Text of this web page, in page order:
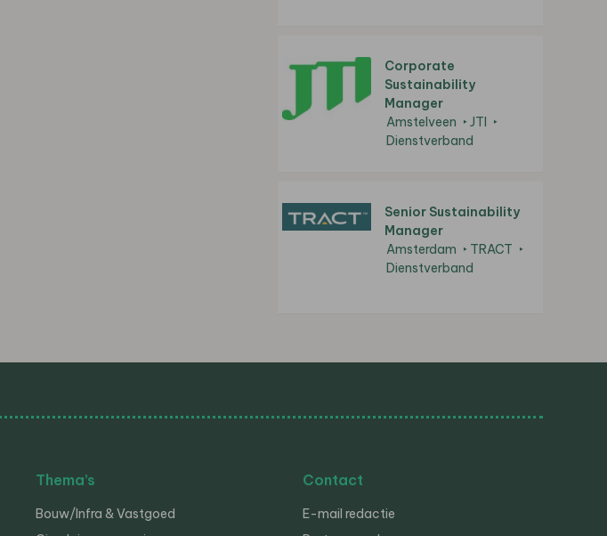
Corporate
Sustainability
Manager
Amstelveen
JTI
Dienstverband
Senior Sustainability
Manager
Amsterdam
TRACT
Dienstverband
Thema’s
Bouw/Infra & Vastgoed
Contact
E-mail redactie